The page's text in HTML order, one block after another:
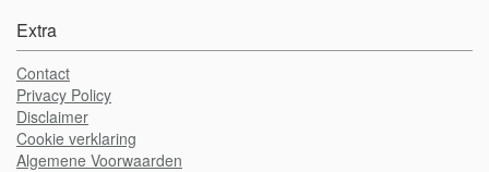
Extra
Contact
Privacy Policy
Disclaimer
Cookie verklaring
Algemene Voorwaarden